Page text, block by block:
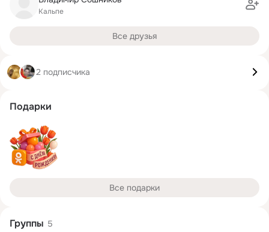
Кальпе
Все друзья
2 подписчика
Подарки
Все подарки
Группы 5